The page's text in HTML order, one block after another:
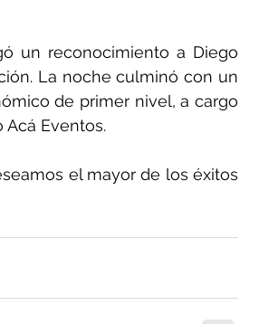
un reconocimiento a Diego
La noche culminó con un
de primer nivel, a cargo
Acá Eventos.
el mayor de los éxitos